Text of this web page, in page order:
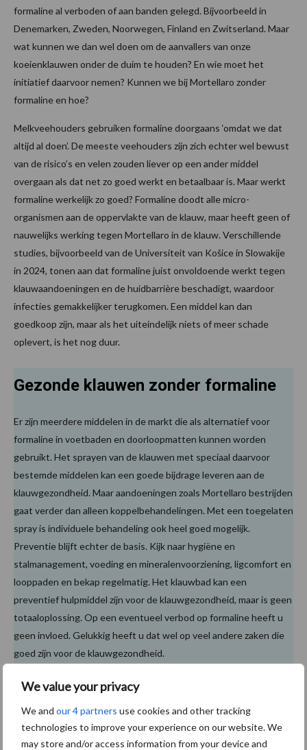
We value your privacy
We and our 4 partners use cookies and other tracking
technologies to improve your experience on our website. We
may store and/or access information from your device and
formaline al verboden of aan banden gelegd. Bijvoorbeeld in
Denemarken, Zweden, Noorwegen, Finland en Zwitserland. Maar
wat kunnen we dan wel doen om de aanvallers van onze
koeienklauwen onder de duim te houden? En wie moet het
initiatief daarvoor nemen? Kunnen we bij Mortellaro zonder
formaline en hoe?
Melkveehouders gebruiken formaline doorgaans ‘omdat we dat
altijd al doen’. De meeste veehouders zijn zich echter wel bewust
van de risico’s en velen zouden liever op een ander middel
overgaan als dat net zo goed werkt en betaalbaar is. Maar werkt
formaline werkelijk zo goed? Formaline doodt alle micro-
organismen aan de oppervlakte van de klauw, maar heeft geen of
nauwelijks werking tegen Mortellaro in de klauw. Verschillende
studies, bijvoorbeeld van de Universiteit van Košice in Slowakije
in 2024, tonen aan dat formaline juist onvoldoende werkt tegen
klauwaandoeningen en de huidbarrière beschadigt, waardoor
infecties gemakkelijker terugkomen. Een middel kan dan
goedkoop zijn, maar als het uiteindelijk niets of meer schade
oplevert, is het nog duur.
Gezonde klauwen zonder formaline
Er zijn meerdere middelen in de markt die als alternatief voor
formaline in voetbaden en doorloopmatten kunnen worden
gebruikt. Het sprayen van de klauwen met speciaal daarvoor
bestemde middelen kan een goede bijdrage leveren aan de
klauwgezondheid. Maar aandoeningen zoals Mortellaro bestrijden
gaat verder dan alleen koppelbehandelingen. Met een toegelaten
spray is individuele behandeling ook heel goed mogelijk.
Preventie blijft echter de basis. Kijk naar hygiëne en
stalmanagement, voeding en mineralenvoorziening, ligcomfort en
looppaden en bekap regelmatig. Het klauwbad kan een
preventief hulpmiddel zijn voor de klauwgezondheid, maar is geen
totaaloplossing. Op een eventueel verbod op formaline heeft u
geen invloed. Gelukkig heeft u dat wel op veel andere zaken die
goed zijn voor de klauwgezondheid.
Kijk nu al wat u kunt doen
Los van twijfels aan het effect zijn vermeende